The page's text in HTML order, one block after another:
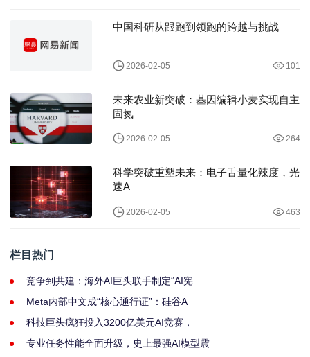
中国科研从跟跑到领跑的跨越与挑战
2026-02-05 101
未来农业新突破：基因编辑小麦实现自主
固氮
2026-02-05 264
科学突破重塑未来：电子舌量化辣度，光
速A
2026-02-05 463
栏目热门
竞争到共建：海外AI巨头联手制定“AI宪
Meta内部中文成“核心通行证”：硅谷A
科技巨头疯狂投入3200亿美元AI竞赛，
专业任务性能全面升级，史上最强AI模型震